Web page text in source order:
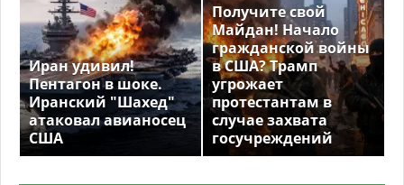
Иран удивил!
Пентагон в шоке.
Иранский "Шахед"
атаковал авианосец
США
Получите свой
Майдан! Начало
гражданской войны
в США? Трамп
угрожает
протестантам в
случае захвата
госучреждений